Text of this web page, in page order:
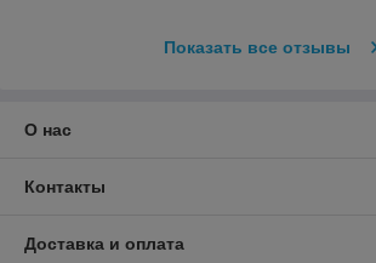
Показать все отзывы
О нас
Контакты
Доставка и оплата